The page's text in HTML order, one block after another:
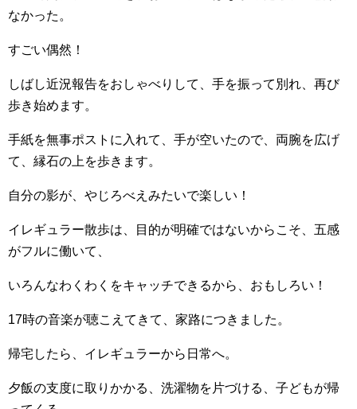
なかった。
すごい偶然！
しばし近況報告をおしゃべりして、手を振って別れ、再び
歩き始めます。
手紙を無事ポストに入れて、手が空いたので、両腕を広げ
て、縁石の上を歩きます。
自分の影が、やじろべえみたいで楽しい！
イレギュラー散歩は、目的が明確ではないからこそ、五感
がフルに働いて、
いろんなわくわくをキャッチできるから、おもしろい！
17時の音楽が聴こえてきて、家路につきました。
帰宅したら、イレギュラーから日常へ。
夕飯の支度に取りかかる、洗濯物を片づける、子どもが帰